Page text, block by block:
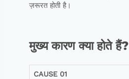
ज़रूरत होती है।
मुख्य कारण क्या होते हैं?
CAUSE 01